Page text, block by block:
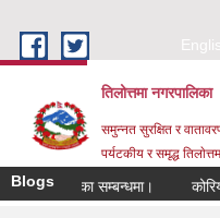
तिलोत्तमा नगरपालिका
समुन्नत सुरक्षित र
पर्यटकीय र समृद्ध
Blogsठेका सम्बन्धमा। कोरियामा